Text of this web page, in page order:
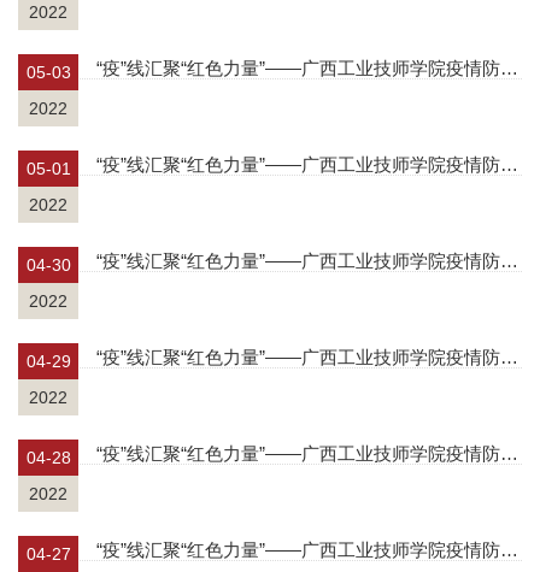
2022
05-03
2022
“疫”线汇聚“红色力量”——广西工业技师学院疫情防控先进典型事迹系列报道（七）
05-01
2022
“疫”线汇聚“红色力量”——广西工业技师学院疫情防控先进典型事迹系列报道（六）
04-30
2022
“疫”线汇聚“红色力量”——广西工业技师学院疫情防控先进典型事迹系列报道（五）
04-29
2022
“疫”线汇聚“红色力量”——广西工业技师学院疫情防控先进典型事迹系列报道（四）
04-28
2022
“疫”线汇聚“红色力量”——广西工业技师学院疫情防控先进典型事迹系列报道（三）
04-27 “疫”线汇聚“红色力量”——广西工业技师学院疫情防控先进典型事迹系列报道（二）